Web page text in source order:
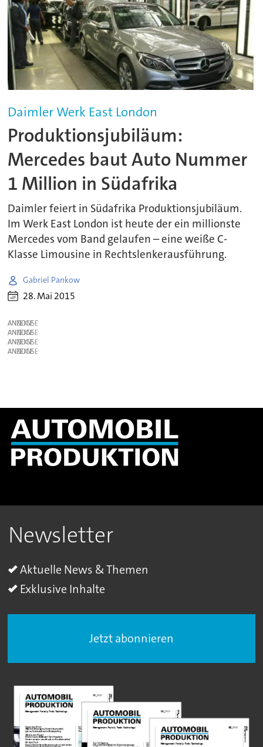
Daimler Werk East London
Produktionsjubiläum:
Mercedes baut Auto Nummer
1 Million in Südafrika
Daimler feiert in Südafrika Produktionsjubiläum.
Im Werk East London ist heute der ein millionste
Mercedes vom Band gelaufen – eine weiße C-
Klasse Limousine in Rechtslenkerausführung.
Gabriel Pankow
28. Mai 2015
ANZEIGE
ANZEIGE
ANZEIGE
ANZEIGE
Newsletter
Aktuelle News & Themen
Exklusive Inhalte
Jetzt abonnieren